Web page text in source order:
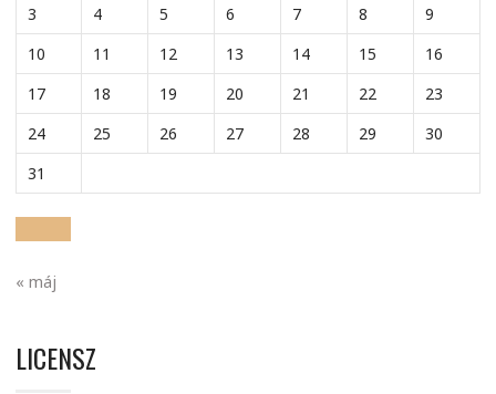
3
4 5 6 7 8
9
10
11 12 13 14 15
16
17
18 19 20 21 22
23
24
25 26 27 28 29
30
31
« máj
LICENSZ